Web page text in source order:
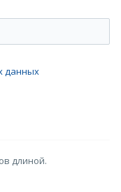
данных
длиной.